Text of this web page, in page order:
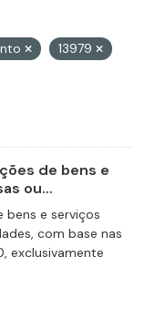
13979
de bens e
ou...
bens e serviços
com base nas
exclusivamente